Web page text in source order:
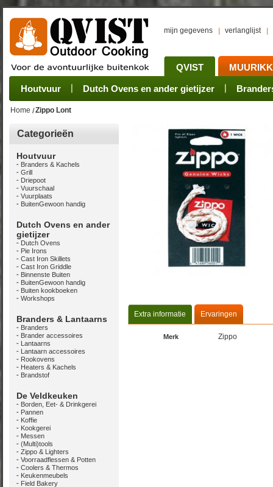
mijn gegevens verlanglijst
QVIST
Houtvuur Dutch Ovens en ander gietijzer
Grillplaat & ijzers Pannen Rookovens
Oogsten Verwerken Bewaren Onderhoud
Sets Stoves Camping sets Pots, Pans, Kettles
Home Zippo Lont
Categorieën
Houtvuur
Branders & Kachels
Grill
Driepoot
Vuurschaal
Vuurplaats
BuitenGewoon handig
Dutch Ovens en ander
gietijzer
Dutch Ovens
Pie Irons
Cast Iron Skillets
Cast Iron Griddle
Binnenste Buiten
BuitenGewoon handig
Buiten kookboeken
Workshops
Branders & Lantaarns
Branders
Brander accessoires
Lantaarns
Lantaarn accessoires
Rookovens
Heaters & Kachels
Brandstof
De Veldkeuken
Borden, Eet- & Drinkgerei
Pannen
Koffie
Kookgerei
Messen
(Multi)tools
Zippo & Lighters
Voorraadflessen & Potten
Coolers & Thermos
Keukenmeubels
Field Bakery
Extra informatie Ervaringen
Merk Zippo